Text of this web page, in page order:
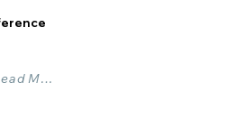
Read More